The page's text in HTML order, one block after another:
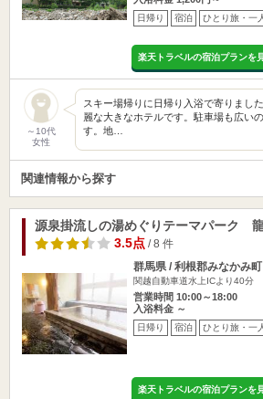
日帰り 宿泊 ひとり旅・一
楽天トラベルの宿泊プランを
～10代
女性
スキー場帰りに日帰り入浴で寄りまし
麗な大きなホテルです。駐車場も広い
す。地…
関連情報から探す
源泉掛流しの湯めぐりテーマパーク
3.5点/ 8 件
群馬県 / 利根郡みなかみ
関越自動車道水上ICより40分
営業時間 10:00～18:00
入浴料金 ～
日帰り 宿泊 ひとり旅・一
楽天トラベルの宿泊プランを